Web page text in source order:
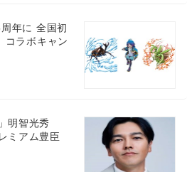
年に 全国初
コラボキャン
明智光秀
ミアム豊臣